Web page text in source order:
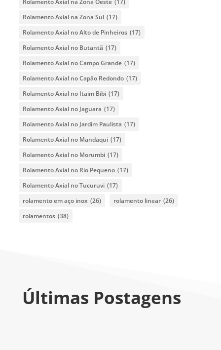
Rolamento Axial na Zona Sul (17)
Rolamento Axial no Alto de Pinheiros (17)
Rolamento Axial no Butantã (17)
Rolamento Axial no Campo Grande (17)
Rolamento Axial no Capão Redondo (17)
Rolamento Axial no Itaim Bibi (17)
Rolamento Axial no Jaguara (17)
Rolamento Axial no Jardim Paulista (17)
Rolamento Axial no Mandaqui (17)
Rolamento Axial no Morumbi (17)
Rolamento Axial no Rio Pequeno (17)
Rolamento Axial no Tucuruvi (17)
rolamento em aço inox (26) rolamento linear (26)
rolamentos (38)
Últimas Postagens